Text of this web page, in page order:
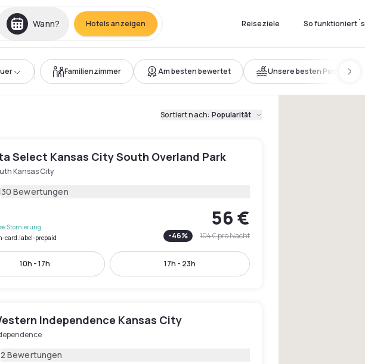
Wann? Hotels anzeigen Reiseziele So funktioniert´s
Familienzimmer Am besten bewertet Unsere besten Pools
Sortiert nach: Popularität
Select Kansas City South Overland Park
Kansas City
|30 Bewertungen
Stornierung
card.label-prepaid
56 €
-46% 104 €pro Nacht
10h - 17h 17h - 23h
Independence Kansas City
2 Bewertungen